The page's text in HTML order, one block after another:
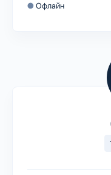
● Офлайн